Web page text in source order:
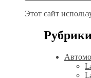
Этот сайт